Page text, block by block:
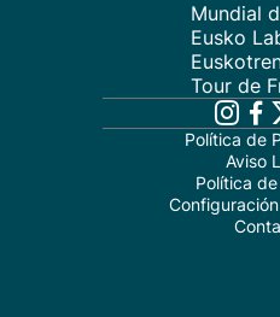
Mundial
Eusko
Tour de
Política de
Aviso
Política